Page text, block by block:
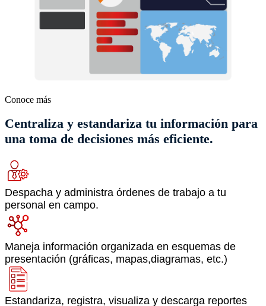
Conoce más
Centraliza y estandariza tu información para
una toma de decisiones más eficiente.
Despacha y administra órdenes de trabajo a tu
personal en campo.
Maneja información organizada en esquemas de
presentación (gráficas, mapas,diagramas, etc.)
Estandariza, registra, visualiza y descarga reportes